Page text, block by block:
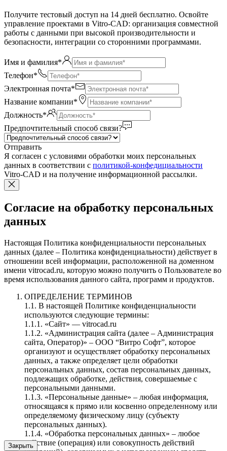
Получите тестовый доступ на 14 дней бесплатно. Освойте
управление проектами в Vitro-CAD: организация совместной
работы с данными при высокой производительности и
безопасности, интеграции со сторонними программами.
Имя и фамилия*
Телефон*
Электронная почта*
Название компании*
Должность*
Предпочтительный способ связи?
Отправить
Я согласен c условиями обработки моих персональных
данных в соответствии с политикой-конфедициальности
Vitro-CAD и на получение информационной рассылки.
Согласие на обработку персональных
данных
Настоящая Политика конфиденциальности персональных
данных (далее – Политика конфиденциальности) действует в
отношении всей информации, расположенной на доменном
имени vitrocad.ru, которую можно получить о Пользователе во
время использования данного сайта, программ и продуктов.
ОПРЕДЕЛЕНИЕ ТЕРМИНОВ
1.1. В настоящей Политике конфиденциальности
используются следующие термины:
1.1.1. «Сайт» — vitrocad.ru
1.1.2. «Администрация сайта (далее – Администрация
сайта, Оператор)» – ООО “Витро Софт”, которое
организуют и осуществляет обработку персональных
данных, а также определяет цели обработки
персональных данных, состав персональных данных,
подлежащих обработке, действия, совершаемые с
персональными данными.
1.1.3. «Персональные данные» – любая информация,
относящаяся к прямо или косвенно определенному или
определяемому физическому лицу (субъекту
персональных данных).
1.1.4. «Обработка персональных данных» – любое
действие (операция) или совокупность действий
Закрыть